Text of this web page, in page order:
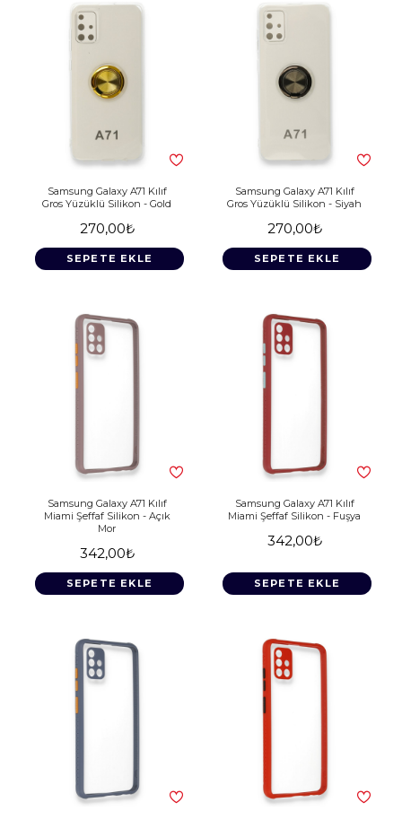
Samsung Galaxy A71 Kılıf
Gros Yüzüklü Silikon - Gold
270,00₺
SEPETE EKLE
Samsung Galaxy A71 Kılıf
Gros Yüzüklü Silikon - Siyah
270,00₺
SEPETE EKLE
Samsung Galaxy A71 Kılıf
Miami Şeffaf Silikon - Açık
Mor
342,00₺
SEPETE EKLE
Samsung Galaxy A71 Kılıf
Miami Şeffaf Silikon - Fuşya
342,00₺
SEPETE EKLE